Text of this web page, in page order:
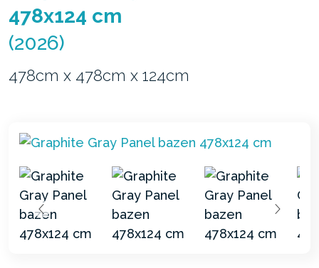
478x124 cm
(2026)
478cm x 478cm x 124cm